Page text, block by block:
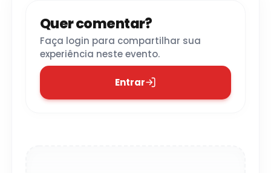
Quer comentar?
Faça login para compartilhar sua
experiência neste evento.
Entrar